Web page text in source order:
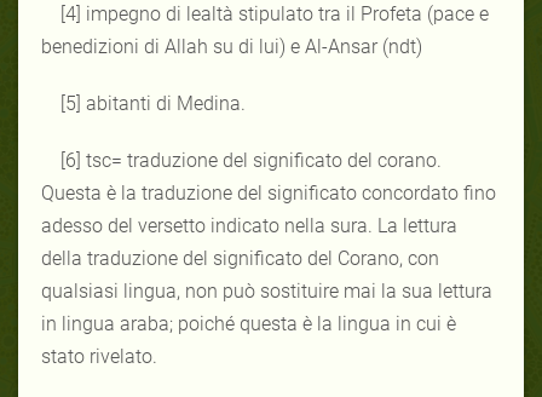
[4] impegno di lealtà stipulato tra il Profeta (pace e
benedizioni di Allah su di lui) e Al-Ansar (ndt)
[5] abitanti di Medina.
[6] tsc= traduzione del significato del corano.
Questa è la traduzione del significato concordato fino
adesso del versetto indicato nella sura. La lettura
della traduzione del significato del Corano, con
qualsiasi lingua, non può sostituire mai la sua lettura
in lingua araba; poiché questa è la lingua in cui è
stato rivelato.